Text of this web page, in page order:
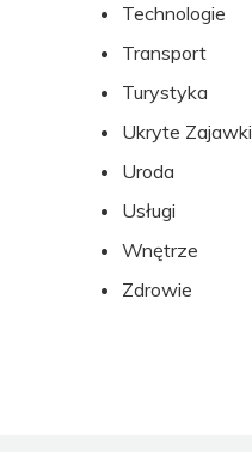
Technologie
Transport
Turystyka
Ukryte Zajawki
Uroda
Usługi
Wnętrze
Zdrowie